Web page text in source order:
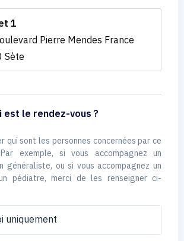
1
Pierre Mendes France
Sète
est le rendez-vous ?
qui sont les personnes concernées par ce
exemple, si vous accompagnez un
généraliste, ou si vous accompagnez un
pédiatre, merci de les renseigner ci-
uniquement